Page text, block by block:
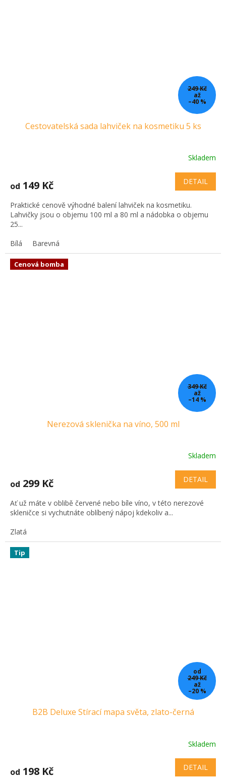
249 Kč
až
–40 %
Cestovatelská sada lahviček na kosmetiku 5 ks
Skladem
od 149 Kč DETAIL
Praktické cenově výhodné balení lahviček na kosmetiku.
Lahvičky jsou o objemu 100 ml a 80 ml a nádobka o objemu
25...
Bílá
Barevná
Cenová bomba
349 Kč
až
–14 %
Nerezová sklenička na víno, 500 ml
Skladem
od 299 Kč DETAIL
Ať už máte v oblibě červené nebo bíle víno, v této nerezové
skleničce si vychutnáte oblíbený nápoj kdekoliv a...
Zlatá
Tip
od
249 Kč
až
–20 %
B2B Deluxe Stírací mapa světa, zlato-černá
Skladem
od 198 Kč DETAIL